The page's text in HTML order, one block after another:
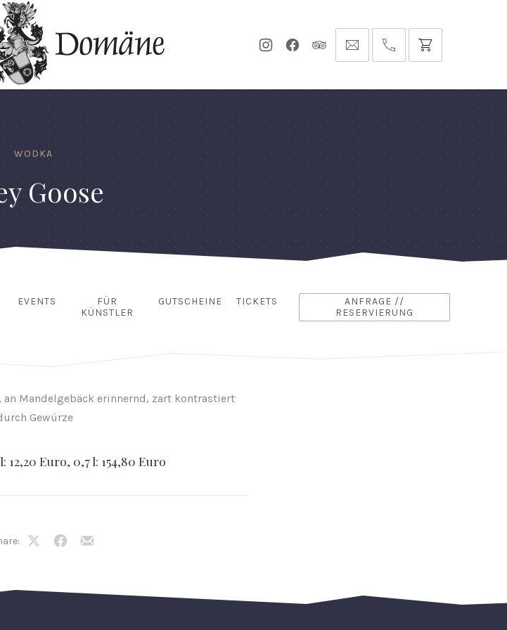
NeuesNeuesNeues info@hofgut-0049747196019210
WODKA
Goose
EVENTS
FÜR
KÜNSTLER
GUTSCHEINE TICKETS
ANFRAGE //
RESERVIERUNG
an Mandelgebäck erinnernd, zart kontrastiert
Gewürze
12,20 Euro, 0,7 l: 154,80 Euro
ShareShareShare